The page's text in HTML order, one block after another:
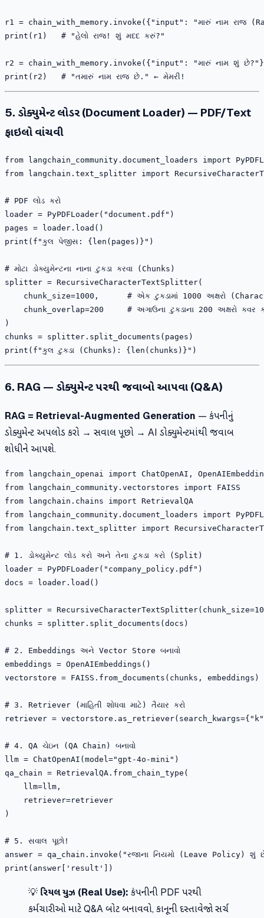
r1 = chain_with_memory.invoke({"input": "મારું નામ રાજ
print(r1)   # "હેલો રાજ! શું મદદ કરું?"
r2 = chain_with_memory.invoke({"input": "મારું નામ શું
5. ડોક્યુમેન્ટ લોડર (Document Loader) — PDF/Text
ફાઇલો વાંચવી
from langchain_community.document_loaders import
from langchain.text_splitter import
# PDF લોડ કરો
loader = PyPDFLoader("document.pdf")
pages = loader.load()
print(f"કુલ પેજીસ: {len(pages)}")
# મોટા ડોક્યુમેન્ટના નાના ટુકડા કરવા (Chunks)
splitter = RecursiveCharacterTextSplitter(
chunk_size=1000,      # એક ટુકડામાં 1000 અક્ષરો
chunk_overlap=200     # અગાઉના ટુકડાના 200 અક્ષરો કવર
)
chunks = splitter.split_documents(pages)
6. RAG — ડોક્યુમેન્ટ પરથી જવાબો આપવા (Q&A)
RAG = Retrieval-Augmented Generation — કંપનીનું
ડોક્યુમેન્ટ અપલોડ કરો → સવાલ પૂછો → AI ડોક્યુમેન્ટમાંથી જવાબ
શોધીને આપશે.
from langchain_openai import ChatOpenAI,
from langchain_community.vectorstores import FAISS
from langchain.chains import RetrievalQA
from langchain_community.document_loaders import
from langchain.text_splitter import
# 1. ડોક્યુમેન્ટ લોડ કરો અને તેના ટુકડા કરો (Split)
loader = PyPDFLoader("company_policy.pdf")
docs = loader.load()
splitter =
chunks = splitter.split_documents(docs)
# 2. Embeddings અને Vector Store બનાવો
embeddings = OpenAIEmbeddings()
vectorstore = FAISS.from_documents(chunks, embeddings)
# 3. Retriever (માહિતી શોધવા માટે) તૈયાર કરો
retriever =
# 4. QA ચેઇન (QA Chain) બનાવો
llm = ChatOpenAI(model="gpt-4o-mini")
qa_chain = RetrievalQA.from_chain_type(
    llm=llm,
    retriever=retriever
)
# 5. સવાલ પૂછો!
answer = qa_chain.invoke("રજાના નિયમો (Leave Policy) શું
💡 રિયલ યુઝ (Real Use): કંપનીની PDF પરથી
કર્મચારીઓ માટે Q&A બોટ બનાવવો, કાનૂની દસ્તાવેજો સર્ચ